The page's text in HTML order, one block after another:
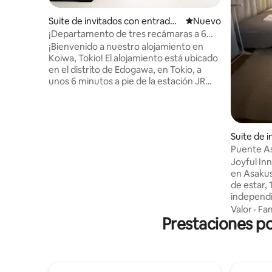
Suite de invitados con entrada i
ndependiente en Edogawa
Lugar nuevo para
Nuevo
¡Departamento de tres recámaras a 6
minutos a pie de la estación de Kowloon!
Autobús directo al aeropuerto ・
Departamento para 8 personas ・
Disney a 30 minutos ・ La mejor opción
¡Bienvenido a nuestro alojamiento en
Koiwa, Tokio! El alojamiento está ubicado
en el distrito de Edogawa, en Tokio, a
unos 6 minutos a pie de la estación JR
pueda experimentar el ambiente de la
vida familiar japonesa moderna.
Suite de
a
Puente
grande
Joyful
en Asakusa Bridge
de estar,
con
living y
Valor ·
Prestaciones